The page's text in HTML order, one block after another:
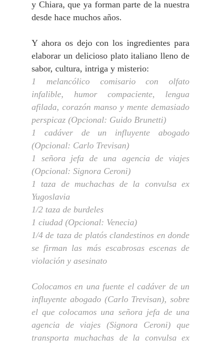
y Chiara, que ya forman parte de la nuestra
desde hace muchos años.
Y ahora os dejo con los ingredientes para
elaborar un delicioso plato italiano lleno de
sabor, cultura, intriga y misterio:
1 melancólico comisario con olfato
infalible, humor compaciente, lengua
afilada, corazón manso y mente demasiado
perspicaz (Opcional: Guido Brunetti)
1 cadáver de un influyente abogado
(Opcional: Carlo Trevisan)
1 señora jefa de una agencia de viajes
(Opcional: Signora Ceroni)
1 taza de muchachas de la convulsa ex
Yugoslavia
1/2 taza de burdeles
1 ciudad (Opcional: Venecia)
1/4 de taza de platós clandestinos en donde
se firman las más escabrosas escenas de
violación y asesinato
Colocamos en una fuente elcadáver de un
influyente abogado (Carlo Trevisan), sobre
el que colocamos una señora jefa de una
agencia de viajes (Signora Ceroni) que
transporta muchachas de la convulsa ex